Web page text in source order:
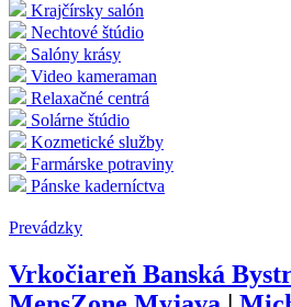
Krajčírsky salón
Nechtové štúdio
Salóny krásy
Video kameraman
Relaxačné centrá
Solárne štúdio
Kozmetické služby
Farmárske potraviny
Pánske kaderníctva
Prevádzky
Vrkočiareň Banská